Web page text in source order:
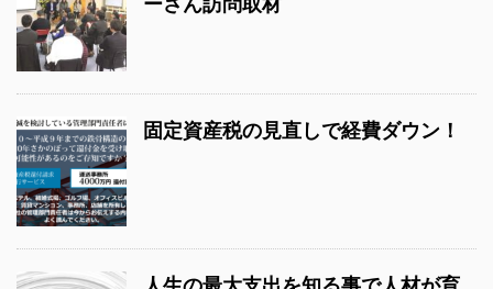
固定資産税の見直しで経費ダウン！